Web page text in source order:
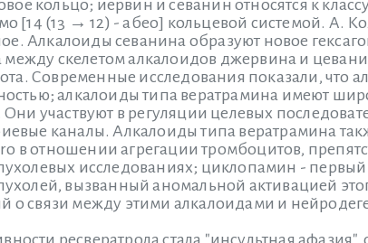
кольцо; иервин и севанин относятся к
[14 (13 → 12) - абео] кольцевой системой. A.
Алкалоиды севанина образуют новое
скелетом алкалоидов джервина и
Современные исследования показали, что
алкалоиды типа вератрамина имеют
участвуют в регуляции целевых
каналы. Алкалоиды типа вератрамина
в отношении агрегации тромбоцитов,
исследованиях; циклопамин -
вызванный аномальной активацией
о связи между этими алкалоидами и
ресвератрола стала "инсультная афазия",